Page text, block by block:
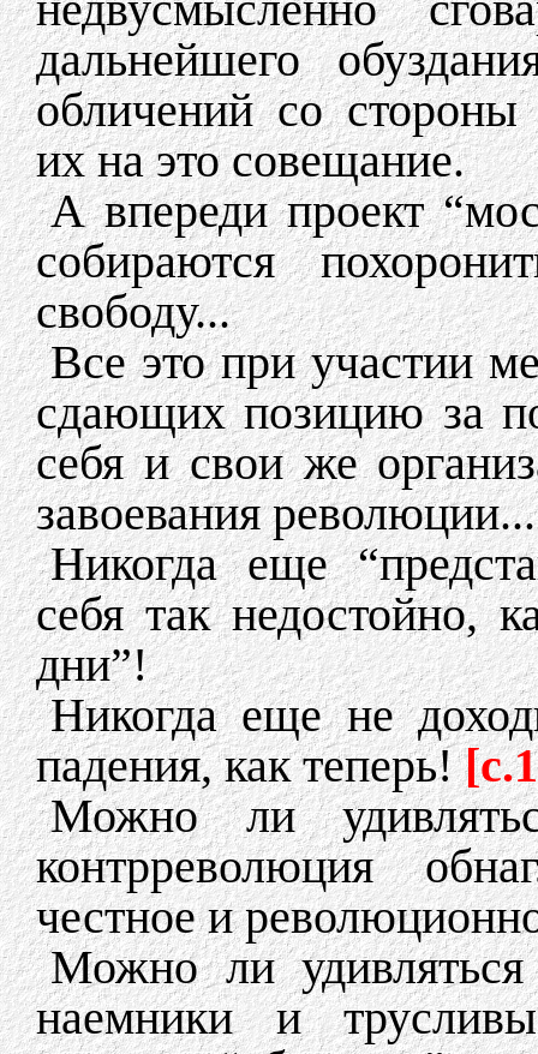
дальнейшего
обличений со
их на это совещание.
А впереди проект
собираются
свободу...
Все это при участии
сдающих позицию за
себя и свои же
завоевания революции...
Никогда еще
себя так недостойно,
дни”!
Никогда еще не
падения, как теперь!
Можно ли
контрреволюция
честное и
Можно ли
наемники и